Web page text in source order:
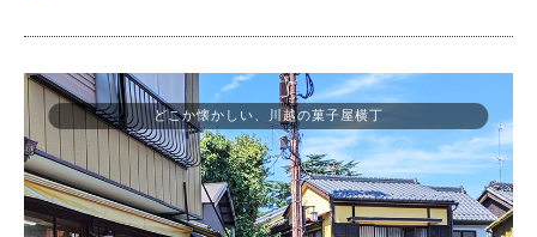
どこか懐かしい、川越の菓子屋横丁